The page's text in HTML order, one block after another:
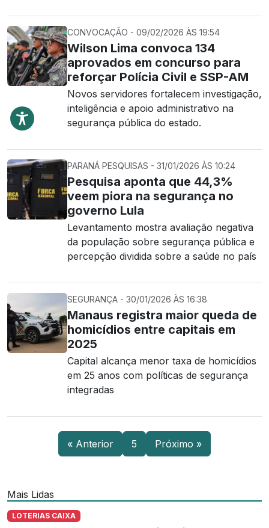
CONVOCAÇÃO - 09/02/2026 ÀS 19:54
Wilson Lima convoca 134
aprovados em concurso para
reforçar Polícia Civil e SSP-AM
Novos servidores fortalecem investigação,
inteligência e apoio administrativo na
segurança pública do estado.
PARANÁ PESQUISAS - 31/01/2026 ÀS 10:24
Pesquisa aponta que 44,3%
veem piora na segurança no
governo Lula
Levantamento mostra avaliação negativa
da população sobre segurança pública e
percepção dividida sobre a saúde no país
SEGURANÇA - 30/01/2026 ÀS 16:38
Manaus registra maior queda de
homicídios entre capitais em
2025
Capital alcança menor taxa de homicídios
em 25 anos com políticas de segurança
integradas
« Anterior 5 Próximo »
Mais Lidas
LOTERIAS CAIXA